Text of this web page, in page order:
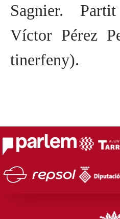
Sagnier.
Víctor Pérez
tinerfeny).